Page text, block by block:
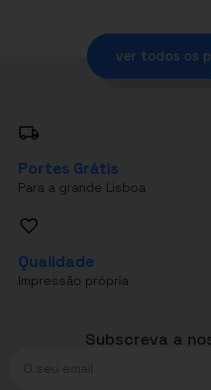
ver todos os
Portes Grátis
Para a grande Lisboa
Qualidade
Impressão própria
Subscreva a